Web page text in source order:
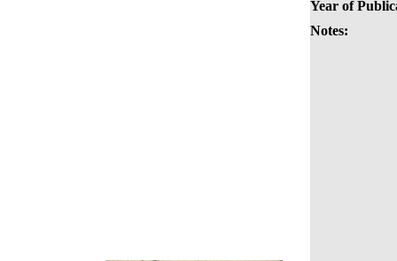
Year of
Notes: